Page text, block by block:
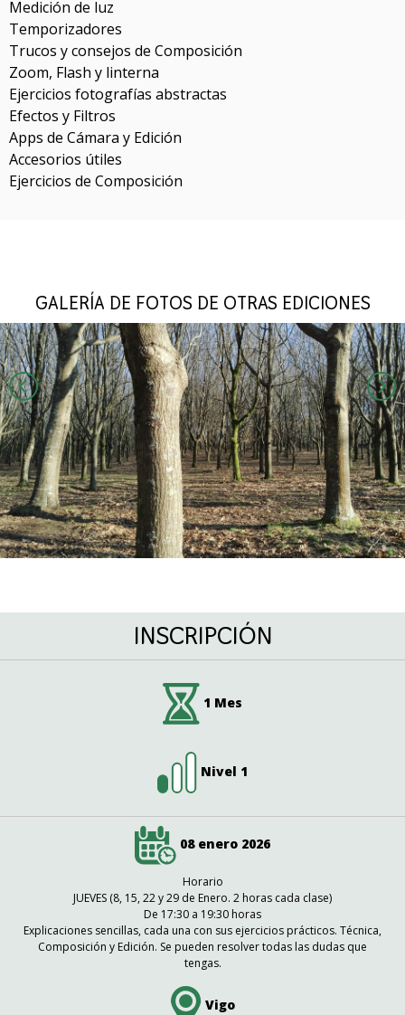
Medición de luz
Temporizadores
Trucos y consejos de Composición
Zoom, Flash y linterna
Ejercicios fotografías abstractas
Efectos y Filtros
Apps de Cámara y Edición
Accesorios útiles
Ejercicios de Composición
GALERÍA DE FOTOS DE OTRAS EDICIONES
INSCRIPCIÓN
1 Mes
Nivel 1
08 enero 2026
Horario
JUEVES (8, 15, 22 y 29 de Enero. 2 horas cada clase)
De 17:30 a 19:30 horas
Explicaciones sencillas, cada una con sus ejercicios prácticos. Técnica,
Composición y Edición. Se pueden resolver todas las dudas que
tengas.
Vigo